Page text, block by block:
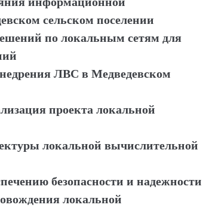
сельском поселении
по локальным сетям для
ЛВС в Медведевском
проекта локальной
локальной вычислительной
безопасности и надежности
локальной